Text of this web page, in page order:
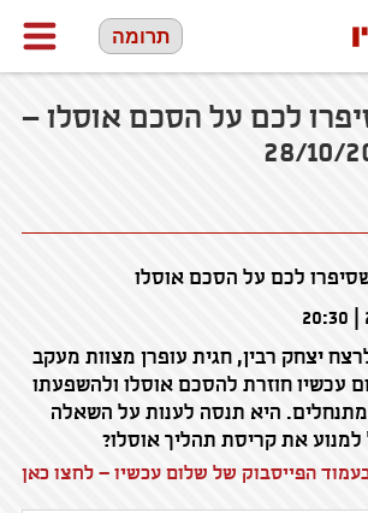
תרומה
לכם על הסכם אוסלו –
לכם על הסכם אוסלו
שנים לרצח יצחק רבין, חגית עופרן מצוות מעקב
עכשיו חוזרת להסכם אוסלו ולהשפעתו
היא תנסה לענות על השאלה
למנוע את קריסת תהליך אוסלו?
הפייסבוק של שלום עכשיו – לחצו כאן